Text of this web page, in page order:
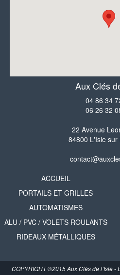
Aux Clés
04 86 34
06 26 32
22 Avenue
84800 L'Isle sur
ACCUEIL
PORTAILS ET GRILLES
AUTOMATISMES
ALU / PVC / VOLETS ROULANTS
RIDEAUX MÉTALLIQUES
COPYRIGHT ©2015 Aux Clés de l’Isle -